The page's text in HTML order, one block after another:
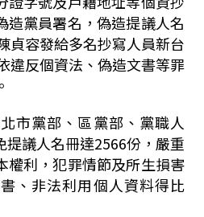
造黨員署名，偽造提議人名
貞容發給多名抄寫人員新台
違反個資法、偽造文書等罪
市黨部、區黨部、黨職人
提議人名冊達2566份，嚴重
權利，犯罪情節及所生損害
、非法利用個人資料得比